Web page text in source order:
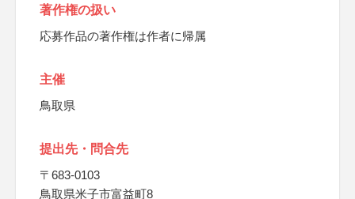
著作権の扱い
応募作品の著作権は作者に帰属
主催
鳥取県
提出先・問合先
〒683-0103
鳥取県米子市富益町8